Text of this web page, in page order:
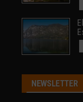
NEWSLETTER